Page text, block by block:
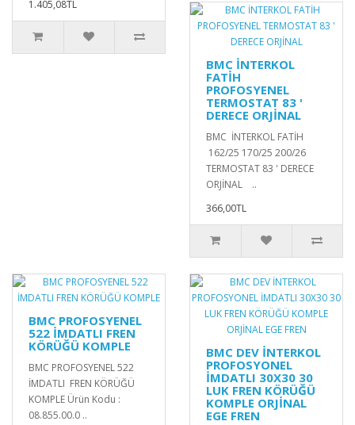
1.405,08TL
BMC İNTERKOL
FATİH
PROFOSYENEL
TERMOSTAT 83 '
DERECE ORJİNAL
BMC İNTERKOL FATİH
162/25 170/25 200/26
TERMOSTAT 83 ' DERECE
ORJİNAL ..
366,00TL
BMC PROFOSYENEL
522 İMDATLI FREN
KÖRÜĞÜ KOMPLE
BMC PROFOSYENEL 522
İMDATLI FREN KÖRÜĞÜ
KOMPLE Ürün Kodu :
08.855.00.0 ..
BMC DEV İNTERKOL
PROFOSYONEL
İMDATLI 30X30 30
LUK FREN KÖRÜĞÜ
KOMPLE ORJİNAL
EGE FREN